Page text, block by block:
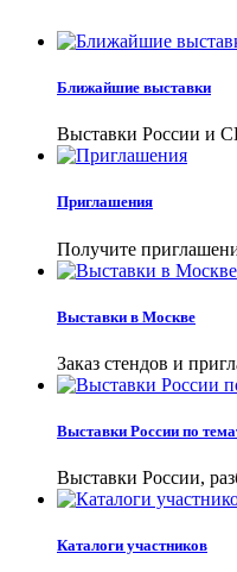
Ближайшие выставки
Выставки России и
Приглашения
Получите
Выставки в Москве
Заказ стендов и
Выставки России по
Выставки России,
Каталоги участников